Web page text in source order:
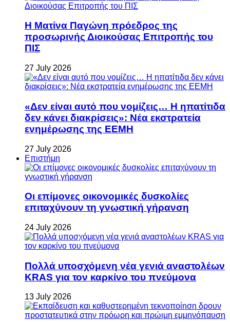
Η Ματίνα Παγώνη πρόεδρος της
προσωρινής Διοικούσας Επιτροπής του
ΠΙΣ
27 July 2026
«Δεν είναι αυτό που νομίζεις… Η ηπατίτιδα
δεν κάνει διακρίσεις»: Νέα εκστρατεία
ενημέρωσης της ΕΕΜΗ
27 July 2026
Επιστήμη
Οι επίμονες οικονομικές δυσκολίες
επιταχύνουν τη γνωστική γήρανση
24 July 2026
Πολλά υποσχόμενη νέα γενιά αναστολέων
KRAS για τον καρκίνο του πνεύμονα
13 July 2026